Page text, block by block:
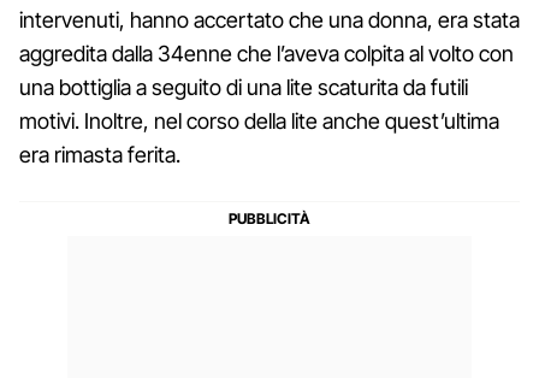
intervenuti, hanno accertato che una donna, era stata
aggredita dalla 34enne che l’aveva colpita al volto con
una bottiglia a seguito di una lite scaturita da futili
motivi. Inoltre, nel corso della lite anche quest’ultima
era rimasta ferita.